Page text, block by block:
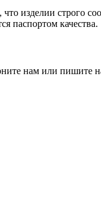
изделии строго
паспортом качества.
нам или пишите